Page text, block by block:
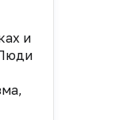
и